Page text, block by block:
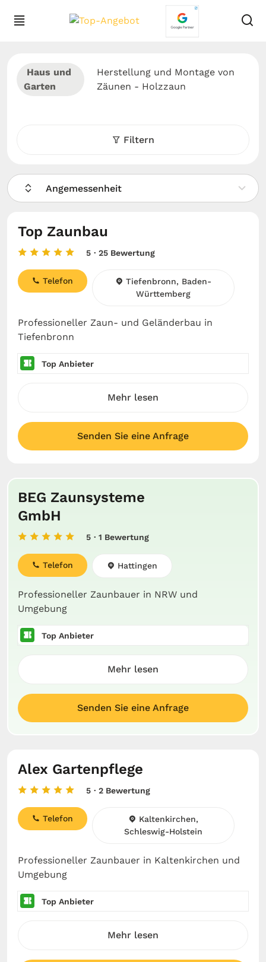
Haus und
Garten
Herstellung und Montage von
Zäunen - Holzzaun
Filtern
Angemessenheit
Top Zaunbau
5 · 25 Bewertung
Professioneller Zaun- und Geländerbau in
Tiefenbronn
Telefon
Tiefenbronn, Baden-
Württemberg
Top Anbieter
Mehr lesen
Senden Sie eine Anfrage
BEG Zaunsysteme
GmbH
5 · 1 Bewertung
Professioneller Zaunbauer in NRW und
Umgebung
Telefon Hattingen
Top Anbieter
Mehr lesen
Senden Sie eine Anfrage
Alex Gartenpflege
5 · 2 Bewertung
Professioneller Zaunbauer in Kaltenkirchen und
Umgebung
Telefon
Kaltenkirchen,
Schleswig-Holstein
Top Anbieter
Mehr lesen